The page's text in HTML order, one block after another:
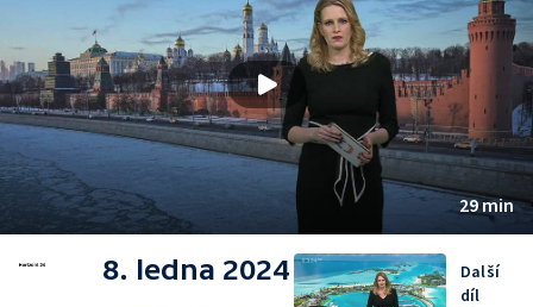
29 min
8. ledna 2024
Další
díl